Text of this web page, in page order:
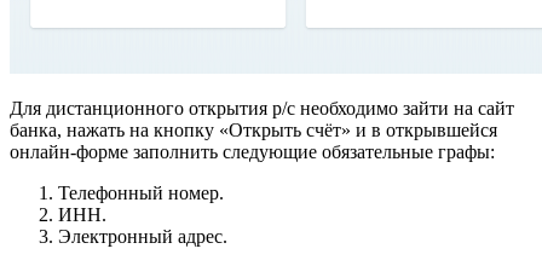
Для дистанционного открытия р/с необходимо зайти на сайт
банка, нажать на кнопку «Открыть счёт» и в открывшейся
онлайн-форме заполнить следующие обязательные графы:
Телефонный номер.
ИНН.
Электронный адрес.